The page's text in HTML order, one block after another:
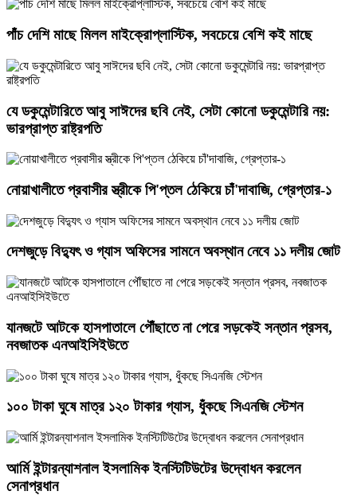
পাঁচ দেশি মাছে মিলল মাইক্রোপ্লাস্টিক, সবচেয়ে বেশি কই মাছে
যে ডকুমেন্টারিতে আবু সাঈদের ছবি নেই, সেটা কোনো ডকুমেন্টারি নয়:
ভারপ্রাপ্ত রাষ্ট্রপতি
নোয়াখালীতে প্রবাসীর স্ত্রীকে পি'প্তল ঠেকিয়ে চাঁ'দাবাজি, গ্রেপ্তার-১
দেশজুড়ে বিদ্যুৎ ও গ্যাস অফিসের সামনে অবস্থান নেবে ১১ দলীয় জোট
যানজটে আটকে হাসপাতালে পৌঁছাতে না পেরে সড়কেই সন্তান প্রসব,
নবজাতক এনআইসিইউতে
১০০ টাকা ঘুষে মাত্র ১২০ টাকার গ্যাস, ধুঁকছে সিএনজি স্টেশন
আর্মি ইন্টারন্যাশনাল ইসলামিক ইনস্টিটিউটের উদ্বোধন করলেন
সেনাপ্রধান